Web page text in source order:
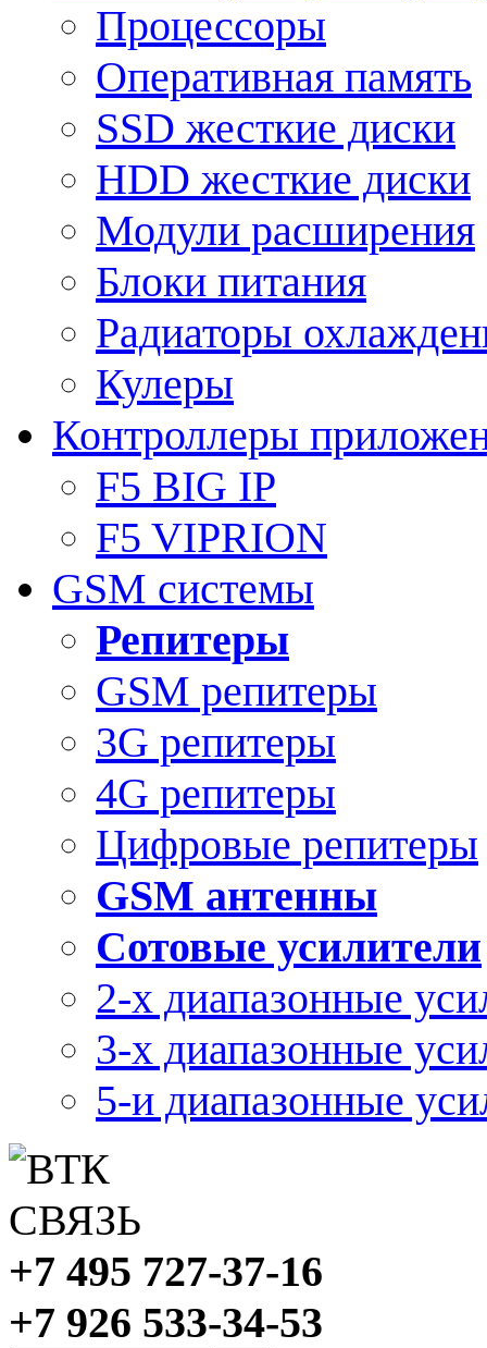
Процессоры
Оперативная память
SSD жесткие диски
HDD жесткие диски
Модули расширения
Блоки питания
Радиаторы
Кулеры
Контроллеры
F5 BIG IP
F5 VIPRION
GSM системы
Репитеры
GSM репитеры
3G репитеры
4G репитеры
Цифровые репитеры
GSM антенны
Сотовые усилители
2-х диапазонные
3-х диапазонные
5-и диапазонные
+7 495 727-37-16
+7 926 533-34-53